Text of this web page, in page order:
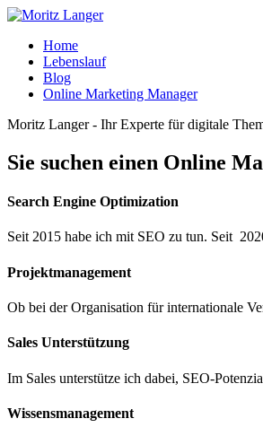
Home
Lebenslauf
Blog
Online Marketing Manager
Moritz Langer - Ihr Experte für digitale
Sie suchen einen Online
Search Engine Optimization
Seit 2015 habe ich mit SEO zu tun. Seit
Projektmanagement
Ob bei der Organisation für internationale
Sales Unterstützung
Im Sales unterstütze ich dabei, SEO-
Wissensmanagement